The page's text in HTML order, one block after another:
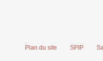
Plan du site SPIP